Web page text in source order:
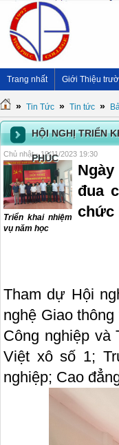
Trang nhất Giới Thiệu
» Tin Tức » Tin tức »
HỘI NGHỊ TRIỂN
PHÚC
Chủ nhật - 19/11/2023 19:30
Triển khai nhiệm
vụ năm học
đua
chức
Tham dự Hội
nghệ Giao
Công nghiệp và
Việt xô số 1;
nghiệp; Cao